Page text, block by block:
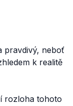
pravdivý, neboť
k realitě
rozloha tohoto